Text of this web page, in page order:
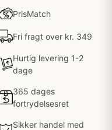
PrisMatch
Fri fragt over kr. 349
Hurtig levering 1-2
dage
365 dages
fortrydelsesret
Sikker handel med